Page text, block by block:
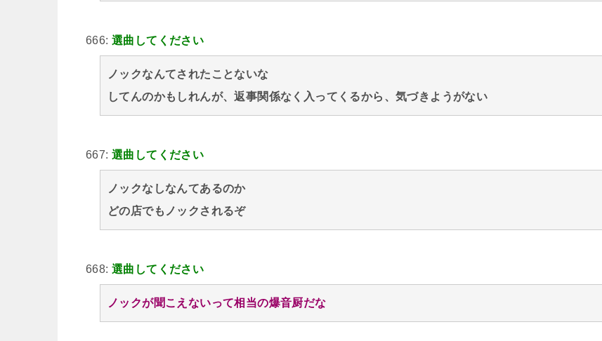
666: 選曲してください
ノックなんてされたことないな
してんのかもしれんが、返事関係なく入ってくるから、気づきようがない
667: 選曲してください
ノックなしなんてあるのか
どの店でもノックされるぞ
668: 選曲してください
ノックが聞こえないって相当の爆音厨だな